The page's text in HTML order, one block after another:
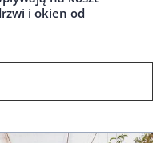
i okien od